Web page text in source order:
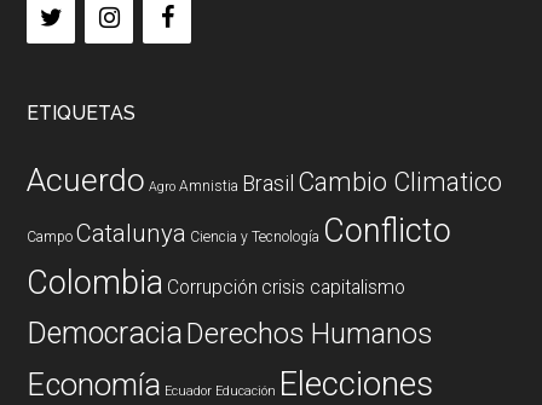
ETIQUETAS
Acuerdo Agro Amnistia Brasil Cambio Climatico
Campo Catalunya Ciencia y Tecnología Conflicto
Colombia Corrupción crisis capitalismo
DemocraciaDerechos Humanos
Economía Ecuador Educación Elecciones